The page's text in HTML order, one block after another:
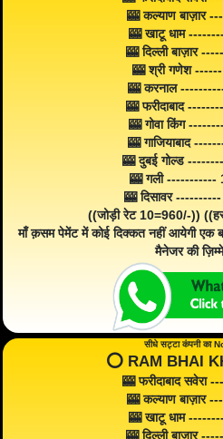
🎰 कल्याण बाज़ार
🎰 खाटू धाम
🎰 दिल्ली बाज़ार
🎰 श्री गणेश
🎰 करनाल
🎰 फरीदाबाद
🎰 गोवा किंग
🎰 गाजियाबाद
🎰 दुबई गोल्ड
🎰 गली -----------
🎰 दिसावर
((जोड़ी रेट 10=960/-))
माँ क़सम पेमेंट में कोई दिक्कत नहीं आयेगी एक
मैनेजर की
सीधे सट्टा कंपनी का
⭕️ RAM BHAI
🎰 फरीदाबाद सवेरा
🎰 कल्याण बाज़ार
🎰 खाटू धाम
🎰 दिल्ली बाज़ार